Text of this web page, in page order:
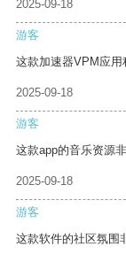
2025-09-18
游客
这款加速器VPM应用
2025-09-18
游客
这款app的音乐资源
2025-09-18
游客
这款软件的社区氛围